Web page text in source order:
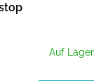
Auf Lager